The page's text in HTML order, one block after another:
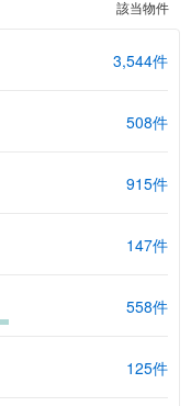
該当物件
3,544件
508件
915件
147件
558件
125件